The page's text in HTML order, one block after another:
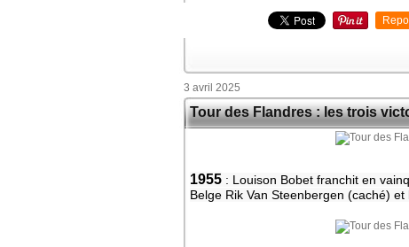
3 avril 2025
Tour des Flandres : les trois
1955 : Louison Bobet franchit en
Belge Rik Van Steenbergen (caché)